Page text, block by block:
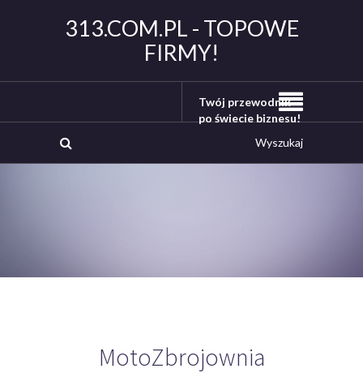
313.COM.PL - TOPOWE
FIRMY!
Twój przewodnik
po świecie biznesu!
MotoZbrojownia